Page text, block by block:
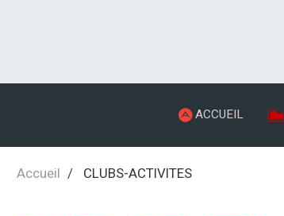
ACCUEIL
Accueil CLUBS-ACTIVITES